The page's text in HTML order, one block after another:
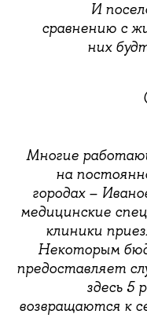
И
сравнению с
них
Многие
на
городах –
медицинские
клиники
Некоторым
предоставляет
здесь 5
возвращаются к